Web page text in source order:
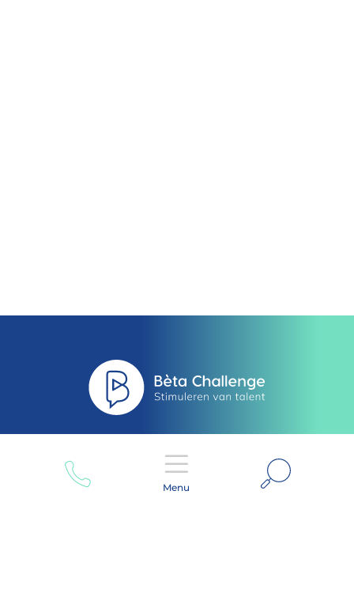
Menu
Zoeken